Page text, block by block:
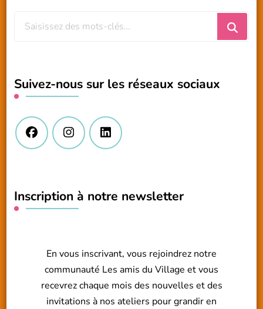
?
Suivez-nous sur les réseaux sociaux
Inscription à notre newsletter
En vous inscrivant, vous rejoindrez notre
communauté Les amis du Village et vous
recevrez chaque mois des nouvelles et des
invitations à nos ateliers pour grandir en